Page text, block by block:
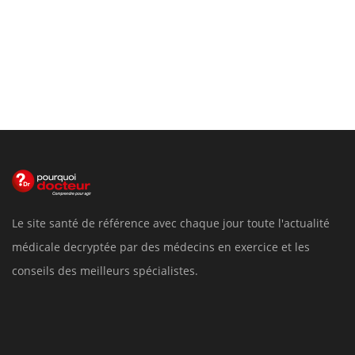
Le site santé de référence avec chaque jour toute l'actualité
médicale decryptée par des médecins en exercice et les
conseils des meilleurs spécialistes.